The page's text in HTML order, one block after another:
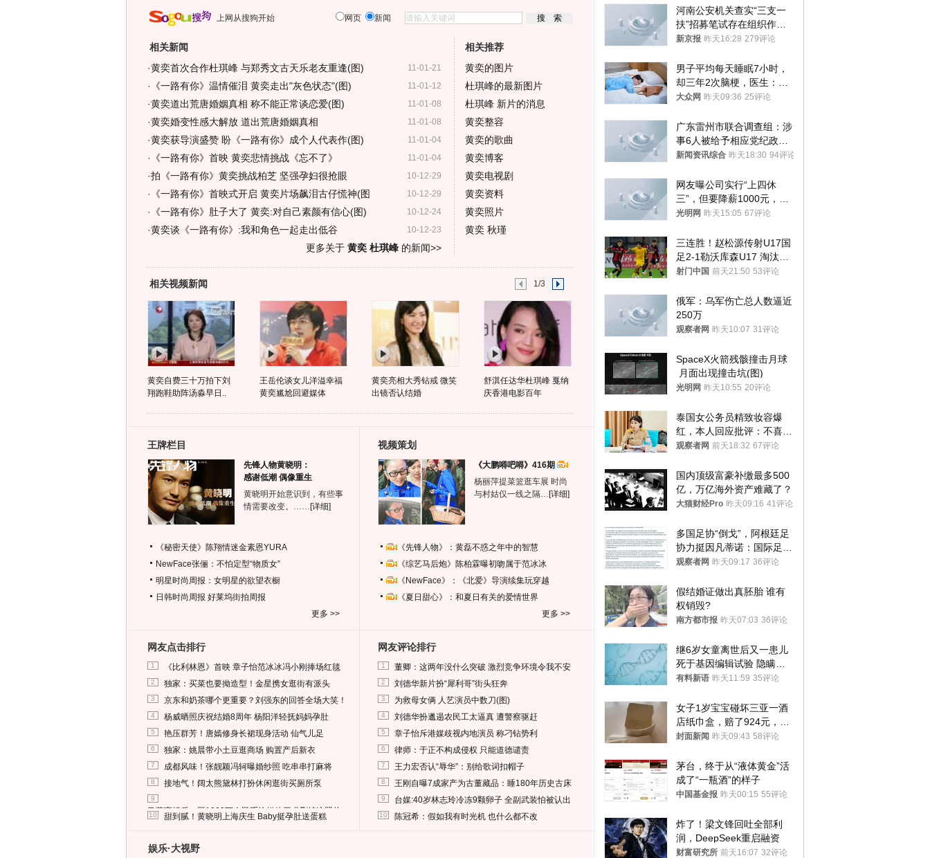
上网从搜狗开始 网页 新闻
相关新闻
11-01-21
·黄奕首次合作杜琪峰 与郑秀文古天乐老友重逢(图)
11-01-12
· 《一路有你》温情催泪 黄奕走出"灰色状态"(图)
11-01-08
·黄奕道出荒唐婚姻真相 称不能正常谈恋爱(图)
11-01-08
·黄奕婚变性感大解放 道出荒唐婚姻真相
11-01-04
·黄奕获导演盛赞 盼《一路有你》成个人代表作(图)
11-01-04
· 《一路有你》首映 黄奕悲情挑战《忘不了》
10-12-29
·拍《一路有你》黄奕挑战柏芝 坚强孕妇很抢眼
10-12-29
· 《一路有你》首映式开启 黄奕片场飙泪古仔慌神(图
10-12-24
· 《一路有你》肚子大了 黄奕:对自己素颜有信心(图)
10-12-23
·黄奕谈《一路有你》:我和角色一起走出低谷
更多关于 黄奕 杜琪峰的新闻>>
相关推荐
黄奕的图片
杜琪峰的最新图片
杜琪峰 新片的消息
黄奕整容
黄奕的歌曲
黄奕博客
黄奕电视剧
黄奕资料
黄奕照片
黄奕 秋瑾
相关视频新闻 1/3
黄奕自费三十万拍下刘
翔跑鞋助阵汤淼早日..
王岳伦谈女儿洋溢幸福
黄奕尴尬回避媒体
黄奕亮相大秀钻戒 微笑
出镜否认结婚
舒淇任达华杜琪峰 戛纳
庆香港电影百年
王牌栏目
先锋人物黄晓明：
感谢低潮 偶像重生
黄晓明开始意识到，有些事
情需要改变。…… [详细]
《秘密天使》陈翔情迷金素恩YURA
NewFace张俪：不怕定型“物质女”
明星时尚周报：女明星的欲望衣橱
日韩时尚周报 好莱坞街拍周报
更多 >>
视频策划
《大鹏嘚吧嘚》416期
杨丽萍提菜篮逛车展 时尚
与村姑仅一线之隔… [详细]
《先锋人物》：黄磊不惑之年中的智慧
《综艺马后炮》陈柏霖曝初吻属于范冰冰
《NewFace》：《北爱》导演续集玩穿越
《夏日甜心》：和夏日有关的爱情世界
更多 >>
网友点击排行
1 《比利林恩》首映 章子怡范冰冰冯小刚捧场红毯
2 独家：买菜也要拗造型！金星携女逛街有派头
3 京东和奶茶哪个更重要？刘强东的回答全场大笑！
4 杨威晒照庆祝结婚8周年 杨阳洋轻抚妈妈孕肚
5 艳压群芳！唐嫣修身长裙现身活动 仙气儿足
6 独家：姚晨带小土豆逛商场 购置产后新衣
7 成都风味！张靓颖冯轲曝婚纱照 吃串串打麻将
8 接地气！阔太熊黛林打扮休闲逛街买厕所泵
9
马蓉离婚后，砸1000万人民币给媒体要求删掉这照片
10 甜到腻！黄晓明上海庆生 Baby挺孕肚送蛋糕
网友评论排行
1 董卿：这两年没什么突破 激烈竞争环境令我不安
2 刘德华新片扮“犀利哥”街头狂奔
3 为救母女俩 人艺演员中数刀(图)
4 刘德华扮邋遢农民工太逼真 遭警察驱赶
5 章子怡斥港媒歧视内地演员 称刁钻势利
6 律师：于正不构成侵权 只能道德谴责
7 王力宏否认“辱华”：别给歌词扣帽子
8 王刚自曝7成家产为古董藏品：睡180年历史古床
9 台媒:40岁林志玲冷冻9颗卵子 全副武装怕被认出
10 陈冠希：假如我有时光机 也什么都不改
娱乐·大视野
河南公安机关查实“三支一
扶”招募笔试存在组织作弊
犯罪行为
新京报 昨天16:28 279评论
男子平均每天睡眠7小时，
却三年2次脑梗，医生：这
样睡觉更伤身
大众网 昨天09:36 25评论
广东雷州市联合调查组：涉
事6人被给予相应党纪政务
处分和组织处理
新闻资讯综合 昨天18:30 94评论
网友曝公司实行“上四休
三”，但要降薪1000元，不
接受只能辞职
光明网 昨天15:05 67评论
三连胜！赵松源传射U17国
足2-1勒沃库森U17 淘汰赛
将战河床
射门中国 前天21:50 53评论
俄军：乌军伤亡总人数逼近
250万
观察者网 昨天10:07 31评论
SpaceX火箭残骸撞击月球
月面出现撞击坑(图)
光明网 昨天10:55 20评论
泰国女公务员精致妆容爆
红，本人回应批评：不喜欢
就别看
观察者网 前天18:32 67评论
国内顶级富豪补缴最多500
亿，万亿海外资产难藏了？
大猫财经Pro 昨天09:16 41评论
多国足协“倒戈”，阿根廷足
协力挺因凡蒂诺：国际足联
今后应继续在其领导下前行
观察者网 昨天09:17 36评论
假结婚证做出真胚胎 谁有
权销毁?
南方都市报 昨天07:03 36评论
继6岁女童离世后又一患儿
死于基因编辑试验 隐瞒一
年才对外披露
有料新语 昨天11:59 35评论
女子1岁宝宝碰坏三亚一酒
店纸巾盒，赔了924元，发
帖吐槽后酒店退还一半的
封面新闻 昨天09:43 58评论
茅台，终于从“液体黄金”活
成了“一瓶酒”的样子
中国基金报 昨天00:15 55评论
炸了！梁文锋回吐全部利
润，DeepSeek重启融资
财富研究所 前天16:07 32评论